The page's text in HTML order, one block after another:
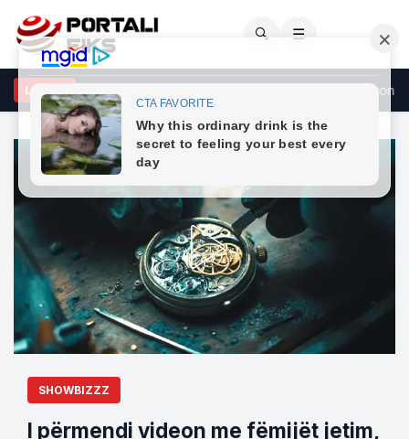
🔍 ☰
LAJMEme AK-47 në një aheng në Prishtinë, Policia sekuestron
SHOWBIZZZ
I përmendi videon me fëmijët jetim,